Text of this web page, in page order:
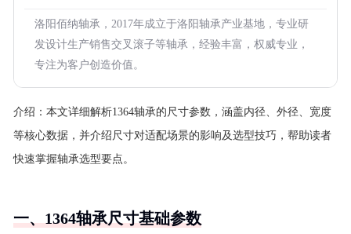
洛阳佰纳轴承，2017年成立于洛阳轴承产业基地，专业研
发设计生产销售交叉滚子等轴承，经验丰富，权威专业，
专注为客户创造价值。
介绍： 本文详细解析1364轴承的尺寸参数，涵盖内径、外径、宽度
等核心数据，并介绍尺寸对适配场景的影响及选型技巧，帮助读者
快速掌握轴承选型要点。
一、1364轴承尺寸基础参数